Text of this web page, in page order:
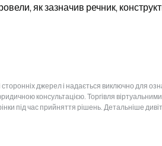
як зазначив речник,
джерел і надається виключно для
консультацією. Торгівля
під час прийняття рішень. Детальніше